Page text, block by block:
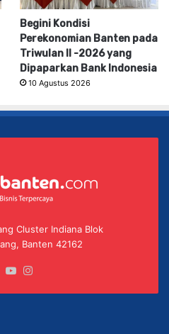
Begini Kondisi
Perekonomian Banten pada
Triwulan II -2026 yang
Dipaparkan Bank Indonesia
10 Agustus 2026
Cluster Indiana Blok
Banten 42162
Facebook
YouTube